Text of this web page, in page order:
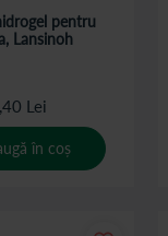
pentru
Lansinoh
Lei
în coș